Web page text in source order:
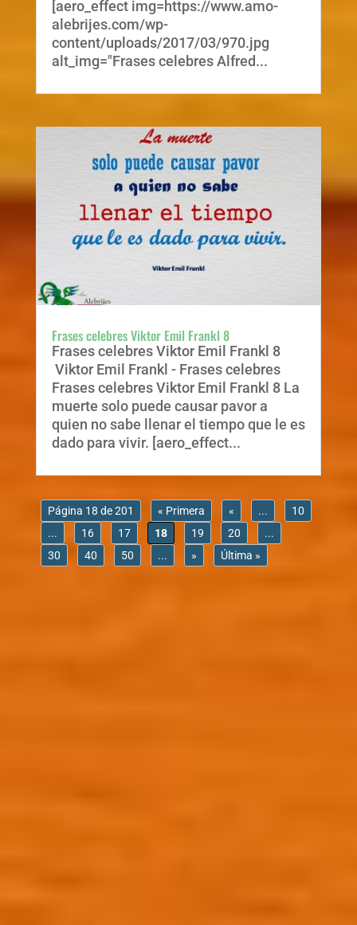
[aero_effect img=https://www.amo-
alebrijes.com/wp-
content/uploads/2017/03/970.jpg
alt_img="Frases celebres Alfred...
Frases celebres Viktor Emil Frankl 8
Frases celebres Viktor Emil Frankl 8
Viktor Emil Frankl - Frases celebres
Frases celebres Viktor Emil Frankl 8 La
muerte solo puede causar pavor a
quien no sabe llenar el tiempo que le es
dado para vivir. [aero_effect...
Página 18 de 201 « Primera « ...
10
...
16 17 18 19 20
...
30
40 50 ... » Última »